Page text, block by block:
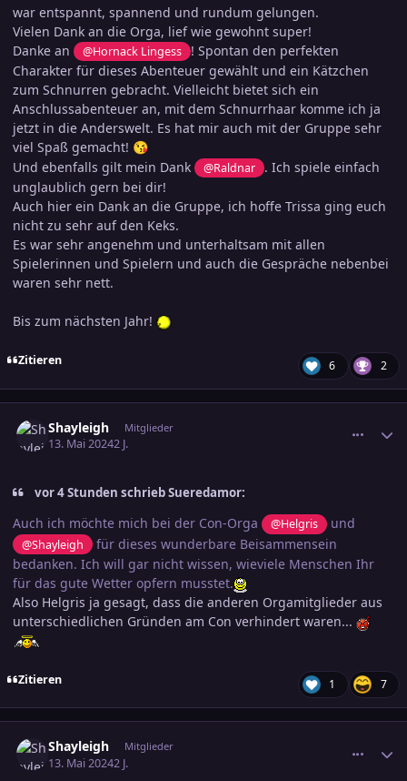
war entspannt, spannend und rundum gelungen.
Vielen Dank an die Orga, lief wie gewohnt super!
Danke an
@Hornack Lingess
! Spontan den perfekten
Charakter für dieses Abenteuer gewählt und ein Kätzchen
zum Schnurren gebracht. Vielleicht bietet sich ein
Anschlussabenteuer an, mit dem Schnurrhaar komme ich ja
jetzt in die Anderswelt. Es hat mir auch mit der Gruppe sehr
viel Spaß gemacht! 😘
Und ebenfalls gilt mein Dank @Raldnar
. Ich spiele einfach
unglaublich gern bei dir!
Auch hier ein Dank an die Gruppe, ich hoffe Trissa ging euch
nicht zu sehr auf den Keks.
Es war sehr angenehm und unterhaltsam mit allen
Spielerinnen und Spielern und auch die Gespräche nebenbei
waren sehr nett.
Bis zum nächsten Jahr!
Zitieren 6 2
Shayleigh Mitglieder
13. Mai 20242 J.
vor 4 Stunden schrieb Sueredamor:
Auch ich möchte mich bei der Con-Orga @Helgris und
@Shayleigh
für dieses wunderbare Beisammensein
bedanken. Ich will gar nicht wissen, wieviele Menschen Ihr
für das gute Wetter opfern musstet.
Also Helgris ja gesagt, dass die anderen Orgamitglieder aus
unterschiedlichen Gründen am Con verhindert waren...
Zitieren 1 7
Shayleigh Mitglieder
13. Mai 20242 J.